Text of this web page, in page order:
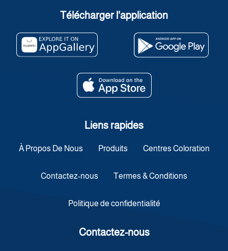
Contactez-nous
Télécharger l'application
Liens rapides
À Propos De Nous Produits Centres Coloration
Contactez-nous Termes & Conditions
Politique de confidentialité